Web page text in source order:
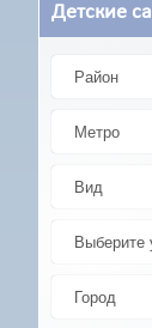
Детские